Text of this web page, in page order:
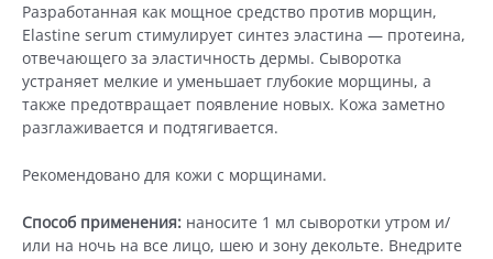
8
мл
Разработанная как мощное средство против морщин,
Elastine serum стимулирует синтез эластина — протеина,
отвечающего за эластичность дермы. Сыворотка
устраняет мелкие и уменьшает глубокие морщины, а
также предотвращает появление новых. Кожа заметно
разглаживается и подтягивается.
Рекомендовано для кожи с морщинами.
Способ применения: наносите 1 мл сыворотки утром и/
или на ночь на все лицо, шею и зону декольте. Внедрите